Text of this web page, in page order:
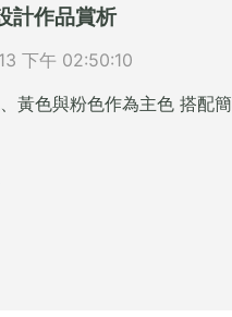
計作品賞析
下午 02:50:10
黃色與粉色作為主色 搭配